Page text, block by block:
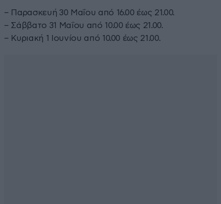
– Παρασκευή 30 Μαΐου από 16.00 έως 21.00.
– Σάββατο 31 Μαΐου από 10.00 έως 21.00.
– Κυριακή 1 Ιουνίου από 10.00 έως 21.00.